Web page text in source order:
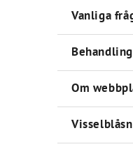
Vanliga
Om